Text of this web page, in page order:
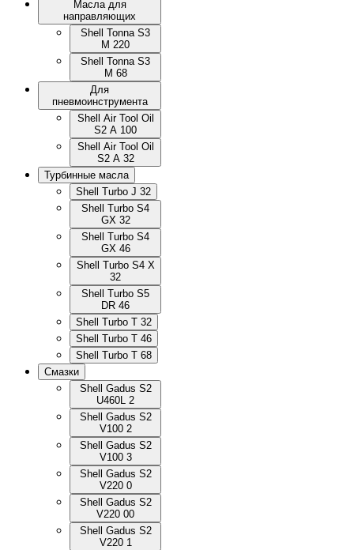
Масла для
направляющих
Shell Tonna S3
M 220
Shell Tonna S3
M 68
Для
пневмоинструмента
Shell Air Tool Oil
S2 A 100
Shell Air Tool Oil
S2 A 32
Турбинные масла
Shell Turbo J 32
Shell Turbo S4
GX 32
Shell Turbo S4
GX 46
Shell Turbo S4 X
32
Shell Turbo S5
DR 46
Shell Turbo T 32
Shell Turbo T 46
Shell Turbo T 68
Смазки
Shell Gadus S2
U460L 2
Shell Gadus S2
V100 2
Shell Gadus S2
V100 3
Shell Gadus S2
V220 0
Shell Gadus S2
V220 00
Shell Gadus S2
V220 1